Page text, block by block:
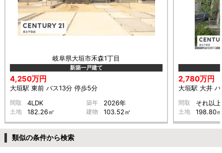
岐阜県大垣市禾森1丁目
新築一戸建て
4,250万円
大垣駅 東前 バス13分 停歩5分
間取 4LDK 築年 2026年
土地 182.26㎡ 建物 103.52㎡
2,780万円
大垣駅 大井
間取 それ以上
土地 198.80
類似の条件から検索